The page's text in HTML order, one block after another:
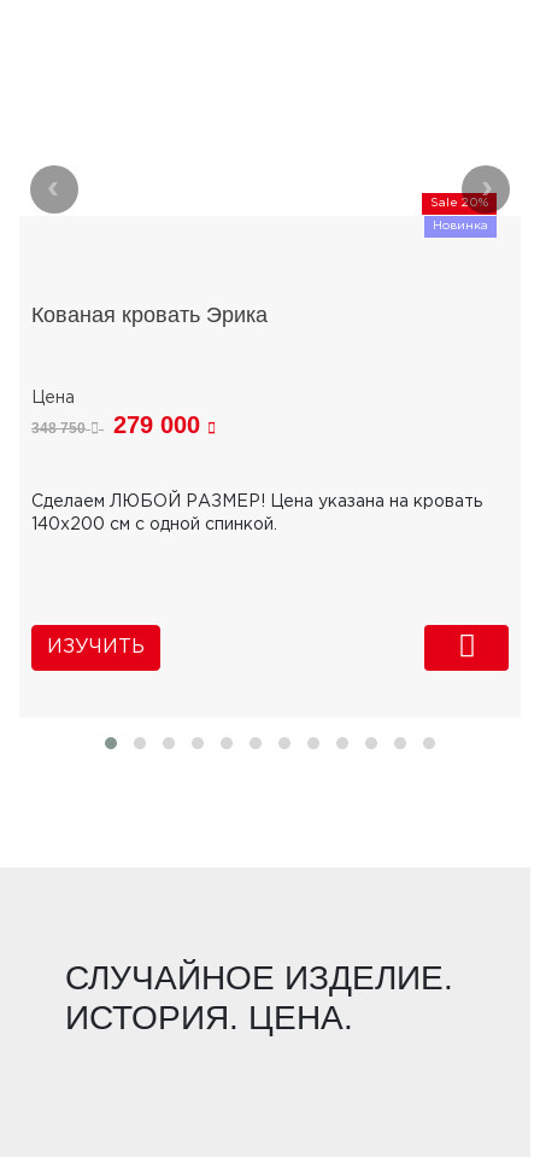
Sale 20%
Новинка
Кованая кровать Эрика
348 750 279 000
Сделаем ЛЮБОЙ РАЗМЕР! Цена указана на кровать
140х200 см с одной спинкой.
ИЗУЧИТЬ
‹ ›
СЛУЧАЙНОЕ ИЗДЕЛИЕ.
ИСТОРИЯ. ЦЕНА.